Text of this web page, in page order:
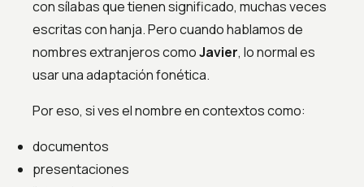
con sílabas que tienen significado, muchas veces
escritas con hanja. Pero cuando hablamos de
nombres extranjeros comoJavier, lo normal es
usar una adaptación fonética.
Por eso, si ves el nombre en contextos como:
documentos
presentaciones